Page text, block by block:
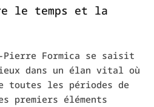
le temps et la
Pierre Formica se saisit
dans un élan vital où
toutes les périodes de
premiers éléments